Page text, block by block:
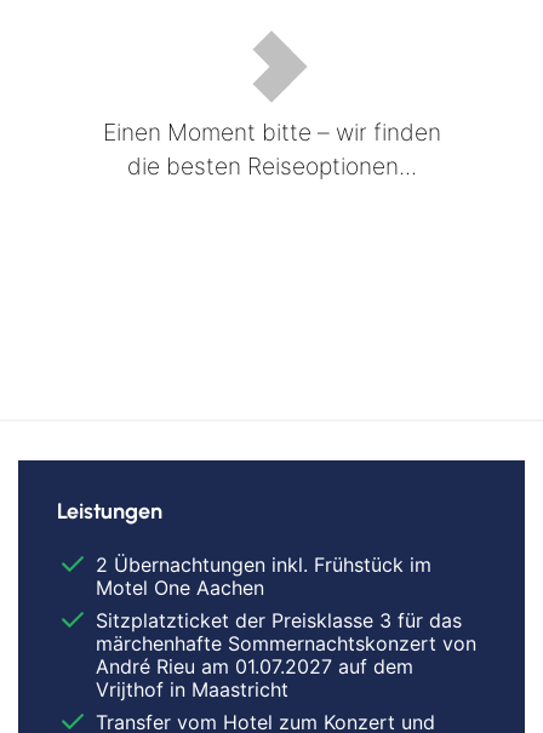
Einen Moment bitte – wir finden
die besten Reiseoptionen...
Leistungen
2 Übernachtungen inkl. Frühstück im
Motel One Aachen
Sitzplatzticket der Preisklasse 3 für das
märchenhafte Sommernachtskonzert von
André Rieu am 01.07.2027 auf dem
Vrijthof in Maastricht
Transfer vom Hotel zum Konzert und